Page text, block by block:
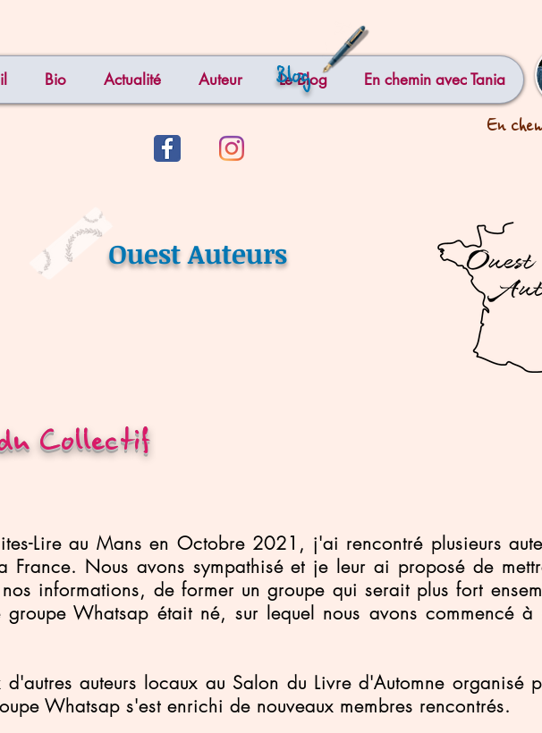
Bio Actualité Auteur Le Blog En chemin avec Tania
Blog
En
Ouest Auteurs
Collectif
Lire au Mans en Octobre 2021, j'ai rencontré plusieurs
France. Nous avons sympathisé et je leur ai proposé de
informations, de former un groupe qui serait plus fort
groupe Whatsap était né, sur lequel nous avons commencé à
d'autres auteurs locaux au Salon du Livre d'Automne organisé
Whatsap s'est enrichi de nouveaux membres rencontrés.